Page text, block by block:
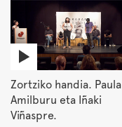
Zortziko handia. Paula
Amilburu eta Iñaki
Viñaspre.